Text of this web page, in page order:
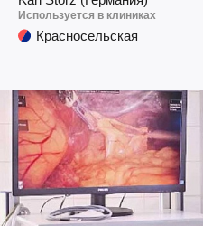
Используется в клиниках
Красносельская